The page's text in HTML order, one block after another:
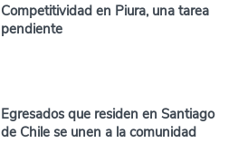
Competitividad en Piura, una tarea
pendiente
Egresados que residen en Santiago
de Chile se unen a la comunidad